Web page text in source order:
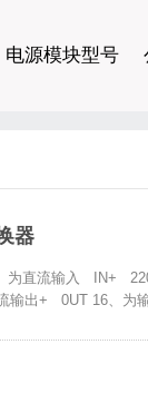
电源模块型号
器
为直流输入 IN+
输出+ 0UT 16、为